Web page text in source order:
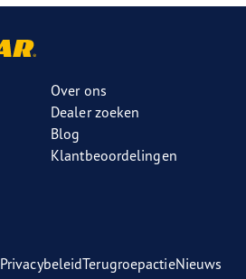
Over ons
Dealer zoeken
Blog
Klantbeoordelingen
PrivacybeleidTerugroepactieNieuws